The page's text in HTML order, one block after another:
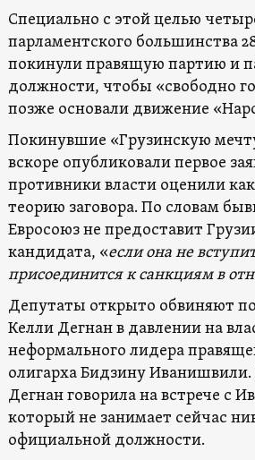
Специально с этой целью
парламентского большинства
покинули правящую партию и
должности, чтобы «свободно
позже основали движение
Покинувшие «Грузинскую
вскоре опубликовали первое
противники власти оценили
теорию заговора. По словам
Евросоюз не предоставит
кандидата, «если она не
присоединится к санкциям в
Депутаты открыто обвиняют
Келли Дегнан в давлении на
неформального лидера
олигарха Бидзину
Дегнан говорила на встрече с
который не занимает сейчас
официальной должности.